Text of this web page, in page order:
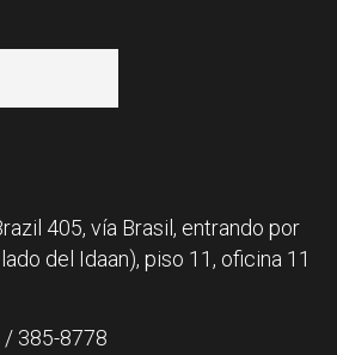
405, vía Brasil, entrando por
del Idaan), piso 11, oficina 11
/ 385-8778